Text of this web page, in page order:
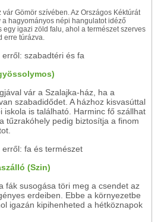
Gömör szívében. Az Országos Kéktúrát
hagyományos népi hangulatot idéző
egy igazi zöld falu, ahol a természet szerves
erre túrázva.
vár a Szalajka-ház, ha a
szabadidődet. A házhoz kisvasúttal
iskola is található. Harminc fő szállhat
tűzrakóhely pedig biztosítja a finom
(Szin)
fák susogása töri meg a csendet az
erdeiben. Ebbe a környezetbe
igazán kipihenheted a hétköznapok